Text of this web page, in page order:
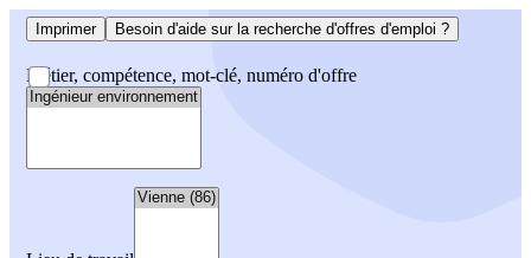
Imprimer Besoin d'aide sur la recherche d'offres d'emploi ?
Métier, compétence, mot-clé, numéro d'offre